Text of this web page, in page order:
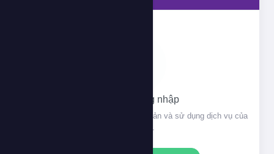
Vui lòng đăng nhập
Đăng nhập để xem thông tin tài khoản và sử dụng dịch vụ của
chúng tôi.